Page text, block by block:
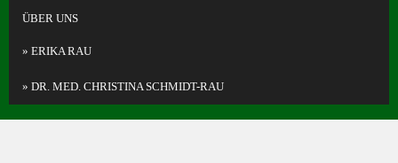
ÜBER UNS
ERIKA RAU
DR. MED. CHRISTINA SCHMIDT-RAU